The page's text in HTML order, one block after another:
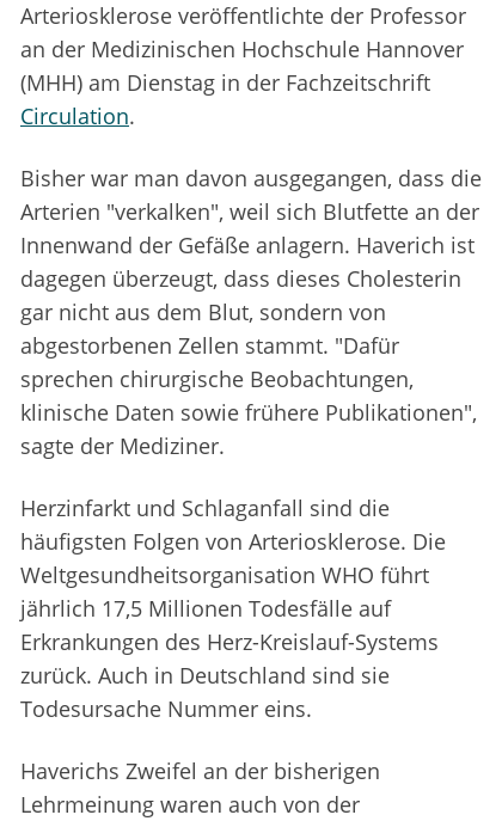
Arteriosklerose veröffentlichte der Professor
an der Medizinischen Hochschule Hannover
(MHH) am Dienstag in der Fachzeitschrift
Circulation.
Bisher war man davon ausgegangen, dass die
Arterien "verkalken", weil sich Blutfette an der
Innenwand der Gefäße anlagern. Haverich ist
dagegen überzeugt, dass dieses Cholesterin
gar nicht aus dem Blut, sondern von
abgestorbenen Zellen stammt. "Dafür
sprechen chirurgische Beobachtungen,
klinische Daten sowie frühere Publikationen",
sagte der Mediziner.
Herzinfarkt und Schlaganfall sind die
häufigsten Folgen von Arteriosklerose. Die
Weltgesundheitsorganisation WHO führt
jährlich 17,5 Millionen Todesfälle auf
Erkrankungen des Herz-Kreislauf-Systems
zurück. Auch in Deutschland sind sie
Todesursache Nummer eins.
Haverichs Zweifel an der bisherigen
Lehrmeinung waren auch von der